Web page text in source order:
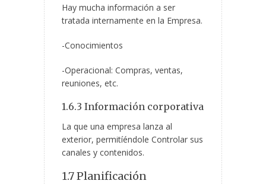
Hay mucha información a ser
tratada internamente en la Empresa.
-Conocimientos
-Operacional: Compras, ventas,
reuniones, etc.
1.6.3 Información corporativa
La que una empresa lanza al
exterior, permitíéndole Controlar sus
canales y contenidos.
1.7 Planificación